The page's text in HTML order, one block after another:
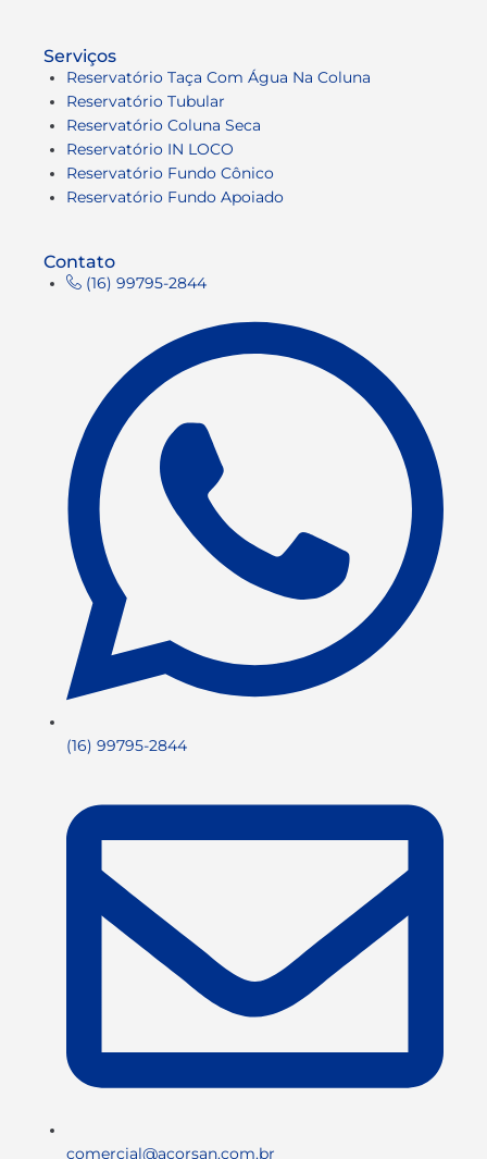
Serviços
Reservatório Taça Com Água Na Coluna
Reservatório Tubular
Reservatório Coluna Seca
Reservatório IN LOCO
Reservatório Fundo Cônico
Reservatório Fundo Apoiado
Contato
(16) 99795-2844
(16) 99795-2844
comercial@acorsan.com.br